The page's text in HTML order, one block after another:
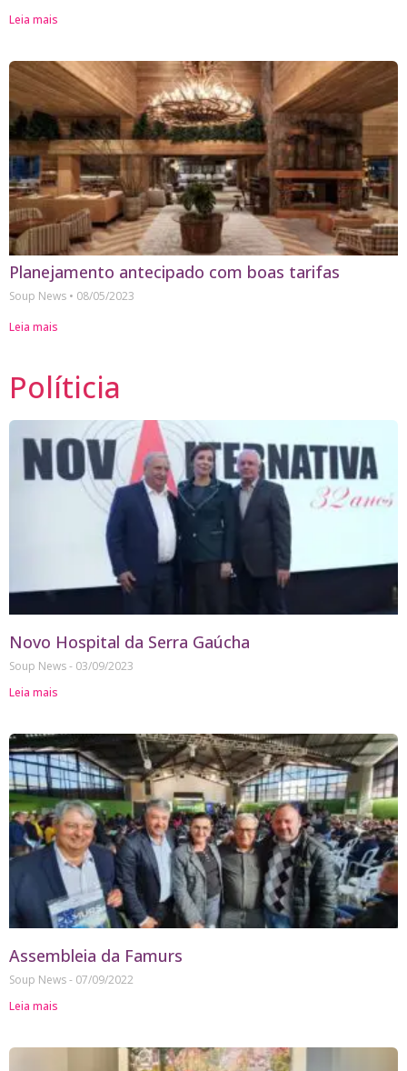
Leia mais
Planejamento antecipado com boas tarifas
Soup News
08/05/2023
Leia mais
Políticia
Novo Hospital da Serra Gaúcha
Soup News
03/09/2023
Leia mais
Assembleia da Famurs
Soup News
07/09/2022
Leia mais